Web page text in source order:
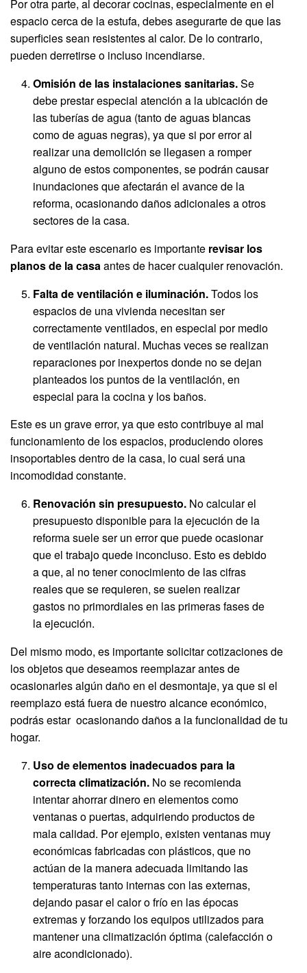
Por otra parte, al decorar cocinas, especialmente en el
espacio cerca de la estufa, debes asegurarte de que las
superficies sean resistentes al calor. De lo contrario,
pueden derretirse o incluso incendiarse.
Omisión de las instalaciones sanitarias.Se
debe prestar especial atención a la ubicación de
las tuberías de agua (tanto de aguas blancas
como de aguas negras), ya que si por error al
realizar una demolición se llegasen a romper
alguno de estos componentes, se podrán causar
inundaciones que afectarán el avance de la
reforma, ocasionando daños adicionales a otros
sectores de la casa.
Para evitar este escenario es importante revisar los
planos de la casa antes de hacer cualquier renovación.
Falta de ventilación e iluminación.Todos los
espacios de una vivienda necesitan ser
correctamente ventilados, en especial por medio
de ventilación natural. Muchas veces se realizan
reparaciones por inexpertos donde no se dejan
planteados los puntos de la ventilación, en
especial para la cocina y los baños.
Este es un grave error, ya que esto contribuye al mal
funcionamiento de los espacios, produciendo olores
insoportables dentro de la casa, lo cual será una
incomodidad constante.
Renovación sin presupuesto. No calcular el
presupuesto disponible para la ejecución de la
reforma suele ser un error que puede ocasionar
que el trabajo quede inconcluso. Esto es debido
a que, al no tener conocimiento de las cifras
reales que se requieren, se suelen realizar
gastos no primordiales en las primeras fases de
la ejecución.
Del mismo modo, es importante solicitar cotizaciones de
los objetos que deseamos reemplazar antes de
ocasionarles algún daño en el desmontaje, ya que si el
reemplazo está fuera de nuestro alcance económico,
podrás estar ocasionando daños a la funcionalidad de tu
hogar.
Uso de elementos inadecuados para la
correcta climatización. No se recomienda
intentar ahorrar dinero en elementos como
ventanas o puertas, adquiriendo productos de
mala calidad. Por ejemplo, existen ventanas muy
económicas fabricadas con plásticos, que no
actúan de la manera adecuada limitando las
temperaturas tanto internas con las externas,
dejando pasar el calor o frío en las épocas
extremas y forzando los equipos utilizados para
mantener una climatización óptima (calefacción o
aire acondicionado).